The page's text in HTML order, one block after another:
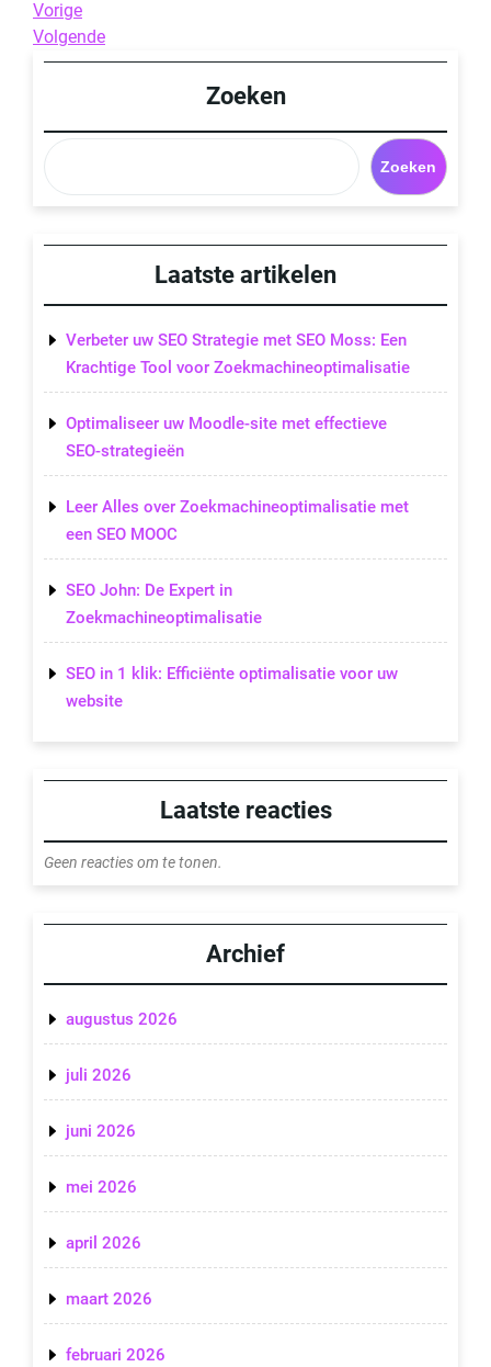
Berichtnavigatie
Previous
Post
Vorige
Next
Post
Volgende
Zoeken
Zoeken
Laatste artikelen
Verbeter uw SEO Strategie met SEO Moss: Een
Krachtige Tool voor Zoekmachineoptimalisatie
Optimaliseer uw Moodle-site met effectieve
SEO-strategieën
Leer Alles over Zoekmachineoptimalisatie met
een SEO MOOC
SEO John: De Expert in
Zoekmachineoptimalisatie
SEO in 1 klik: Efficiënte optimalisatie voor uw
website
Laatste reacties
Geen reacties om te tonen.
Archief
augustus 2026
juli 2026
juni 2026
mei 2026
april 2026
maart 2026
februari 2026